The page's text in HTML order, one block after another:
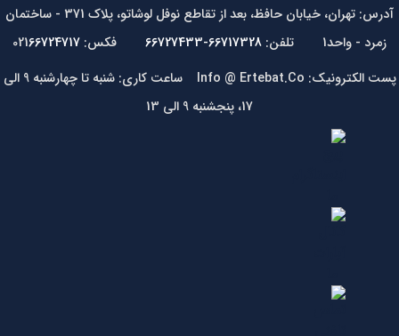
آدرس: تهران، خیابان حافظ، بعد از تقاطع نوفل لوشاتو، پلاک 371 - ساختمان
زمرد - واحد1 تلفن:
66717328-66727433 فکس: 021 66724717
پست الکترونیک: Info @ Ertebat.Co ساعت کاری: شنبه تا چهارشنبه 9 الی
17، پنجشنبه 9 الی 13